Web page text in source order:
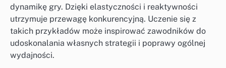
dynamikę gry. Dzięki elastyczności i reaktywności
utrzymuje przewagę konkurencyjną. Uczenie się z
takich przykładów może inspirować zawodników do
udoskonalania własnych strategii i poprawy ogólnej
wydajności.